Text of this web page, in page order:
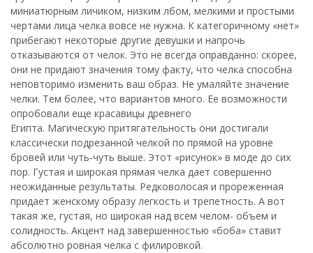
миниатюрным личиком, низким лбом, мелкими и простыми
чертами лица челка вовсе не нужна. К категоричному «нет»
прибегают некоторые другие девушки и напрочь
отказываются от челок. Это не всегда оправданно: скорее,
они не придают значения тому факту, что челка способна
неповторимо изменить ваш образ. Не умаляйте значение
челки. Тем более, что вариантов много. Ее возможности
опробовали еще красавицы древнего
Египта. Магическую притягательность они достигали
классически подрезанной челкой по прямой на уровне
бровей или чуть-чуть выше. Этот «рисунок» в моде до сих
пор. Густая и широкая прямая челка дает совершенно
неожиданные результаты. Редковолосая и прореженная
придает женскому образу легкость и трепетность. А вот
такая же, густая, но широкая над всем челом- объем и
солидность. Акцент над завершенностью «боба» ставит
абсолютно ровная челка с филировкой.